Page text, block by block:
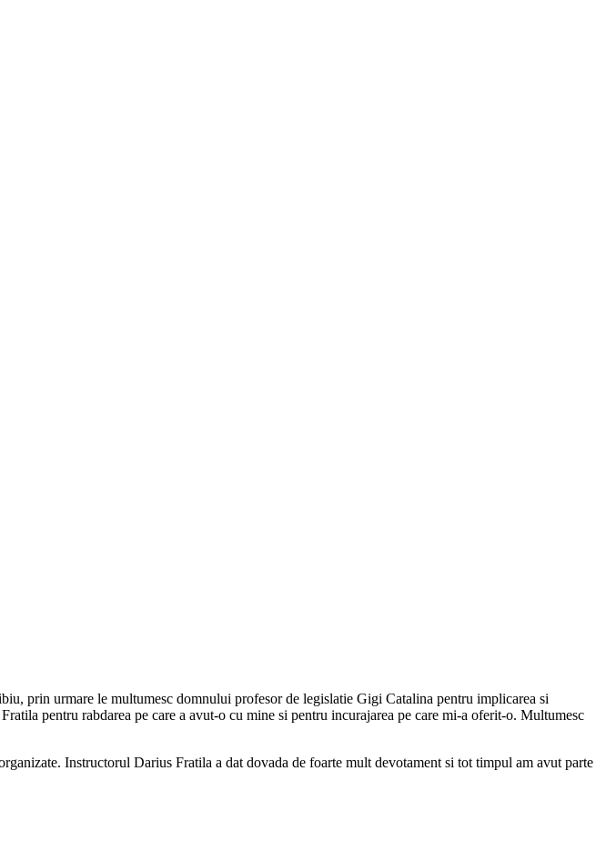
prin urmare le multumesc domnului profesor de legislatie Gigi Catalina pentru implicarea si
pentru rabdarea pe care a avut-o cu mine si pentru incurajarea pe care mi-a oferit-o. Multumesc
Instructorul Darius Fratila a dat dovada de foarte mult devotament si tot timpul am avut parte